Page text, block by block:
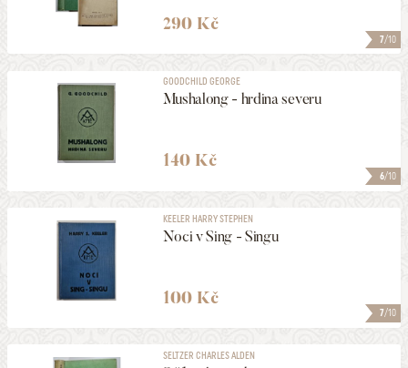
7/10
290 Kč
6/10
GOODCHILD GEORGE
Mushalong - hrdina severu
140 Kč
7/10
KEELER HARRY STEPHEN
Noci v Sing - Singu
100 Kč
SELTZER CHARLES ALDEN